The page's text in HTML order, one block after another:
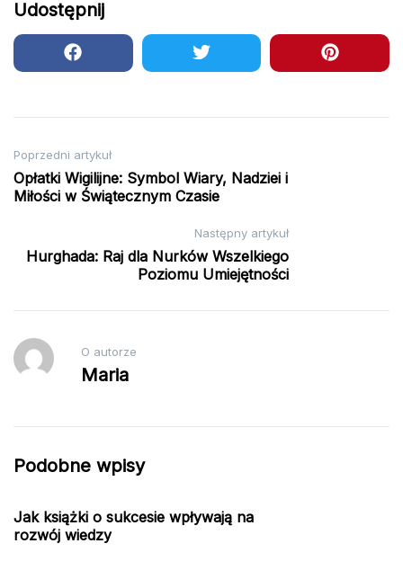
Udostępnij
Nawigacja
wpisu
Poprzedni artykuł
Opłatki Wigilijne: Symbol Wiary, Nadziei i
Miłości w Świątecznym Czasie
Następny artykuł
Hurghada: Raj dla Nurków Wszelkiego
Poziomu Umiejętności
O autorze
Maria
Podobne wpisy
Jak książki o sukcesie wpływają na
rozwój wiedzy